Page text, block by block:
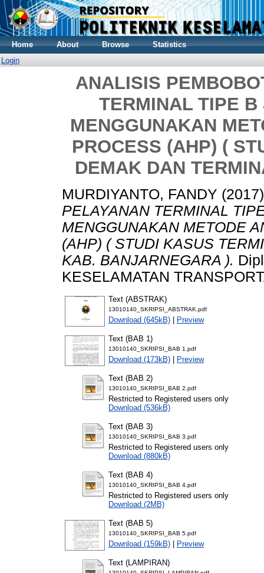
Home About Browse
Statistics
Login
ANALISIS
TERMINAL TIPE B
MENGGUNAKAN
PROCESS (AHP) (
DEMAK DAN
MURDIYANTO, FANDY
PELAYANAN TERMINAL
MENGGUNAKAN METODE
(AHP) ( STUDI KASUS
KAB. BANJARNEGARA ).
KESELAMATAN
Text (ABSTRAK)
13010140_SKRIPSI_ABSTRAK.pdf
Download (645kB) Preview
Text (BAB 1)
13010140_SKRIPSI_BAB 1.pdf
Download (173kB) Preview
Text (BAB 2)
13010140_SKRIPSI_BAB 2.pdf
Restricted to Registered users only
Download (536kB)
Text (BAB 3)
13010140_SKRIPSI_BAB 3.pdf
Restricted to Registered users only
Download (880kB)
Text (BAB 4)
13010140_SKRIPSI_BAB 4.pdf
Restricted to Registered users only
Download (2MB)
Text (BAB 5)
13010140_SKRIPSI_BAB 5.pdf
Download (159kB) Preview
Text (LAMPIRAN)